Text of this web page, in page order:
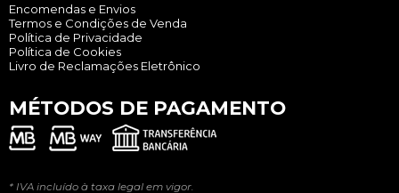
Encomendas e Envios
Termos e Condições de Venda
Política de Privacidade
Política de Cookies
Livro de Reclamações Eletrônico
MÉTODOS DE PAGAMENTO
* IVA incluído à taxa legal em vigor.